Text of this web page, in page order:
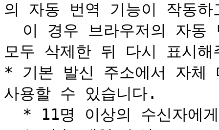
의 자동 번역 기능이 작동
모두 삭제한 뒤 다시 표시해
* 기본 발신 주소에서 자체
사용할 수 있습니다.